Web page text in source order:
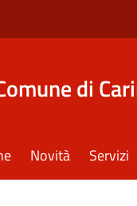
di
Novità Servizi